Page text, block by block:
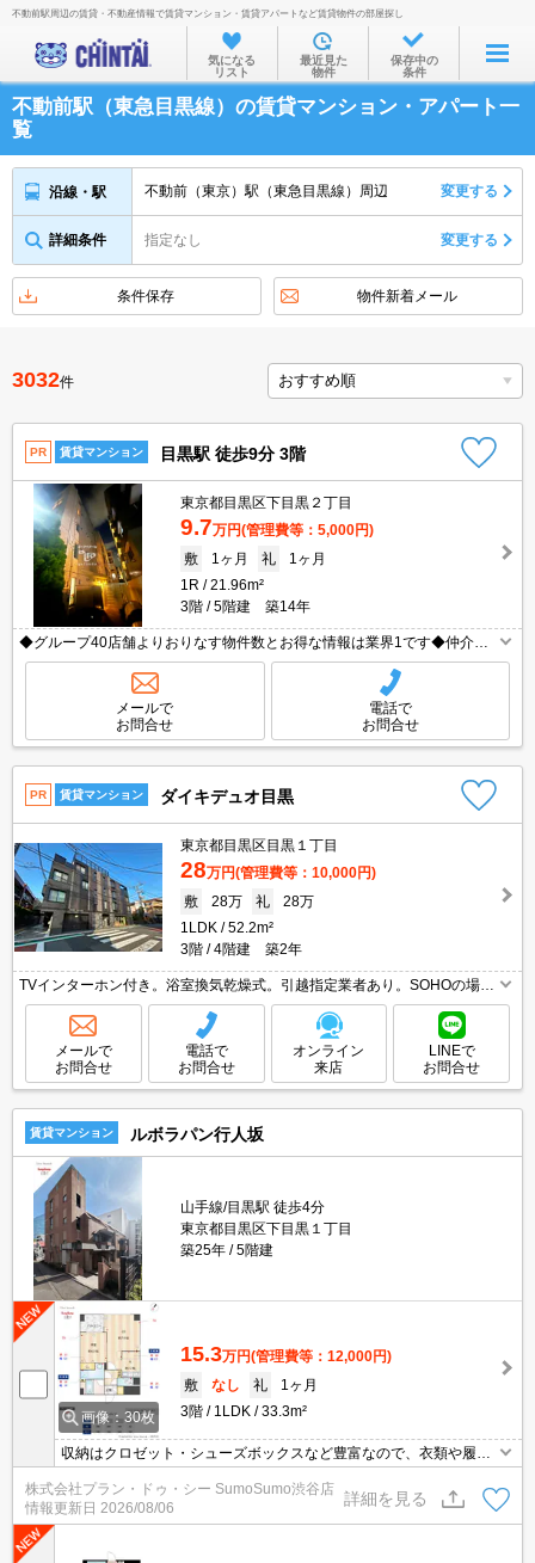
お部屋を探す
沿線・駅から
住所から
家賃相場から
不動産会社から
不動前駅周辺の賃貸・不動産情報で賃貸マンション・賃貸アパートなど賃貸物件の部屋探し
気になる
リスト
最近見た
物件
保存中の
条件
不動前駅（東急目黒線）の賃貸マンション・アパート一
覧
沿線・駅 不動前（東京）駅（東急目黒線）周辺 変更する
詳細条件 指定なし 変更する
条件保存 物件新着メール
3032件
PR 賃貸マンション 目黒駅 徒歩9分 3階
東京都目黒区下目黒２丁目
9.7万円(管理費等：5,000円)
敷
1ヶ月 礼
1ヶ月
1R
21.96m²
3階
5階建 築14年
◆グループ40店舗よりおりなす物件数とお得な情報は業界1です◆仲介手
数料無料物件有◆保証人様不要◆礼金敷金0物件多数有◆お電話ご連絡即
ご対応致します◆
メールで
お問合せ
電話で
お問合せ
PR 賃貸マンション ダイキデュオ目黒
東京都目黒区目黒１丁目
28万円(管理費等：10,000円)
敷
28万 礼
28万
1LDK
52.2m²
3階
4階建 築2年
TVインターホン付き。浴室換気乾燥式。引越指定業者あり。SOHOの場合
敷金2ヶ月。収納たっぷり。画像の家具はCGであり付いていません。現地
待ち合わせ、物件ご案内可能。目黒沿いの良好な住環境。
メールで
お問合せ
電話で
お問合せ
オンライン
来店
LINEで
お問合せ
賃貸マンション ルボラパン行人坂
山手線/目黒駅 徒歩4分
東京都目黒区下目黒１丁目
築25年
5階建
画像：30枚
15.3万円(管理費等：12,000円)
敷
なし 礼
1ヶ月
3階
1LDK 33.3m²
収納はクロゼット・シューズボックスなど豊富なので、衣類や履き
物の整理がしやすく便利です。共用部にはエレベータ・敷地内ごみ
置き場などが備わっておりとても充実しています。セキュリティ面
は、オートロック・TVインターホンなど充実しているので、防犯対
策もばっちりです。住みやすい環境が嬉しい賃貸物件です。
株式会社プラン・ドゥ・シー SumoSumo渋谷店
情報更新日 2026/08/06
詳細を見る